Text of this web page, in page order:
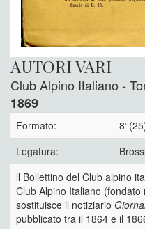
AUTORI VARI
Club Alpino Italiano -
1869
Formato:
Legatura:
ll Bollettino del Club alpino
Club Alpino Italiano
sostituisce il notiziario
pubblicato tra il 1864 e il